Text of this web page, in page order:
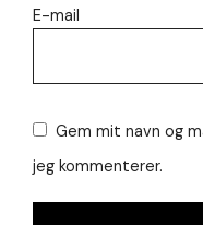
E-mail
Gem mit navn og
jeg kommenterer.